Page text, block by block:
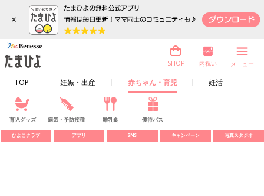
×
TOP 妊娠・出産 赤ちゃん・育児 妊活
SHOP 内祝い メニュー
育児グッズ 病気・予防接種 離乳食 優待パス
ひよこクラブ アプリ SNS キャンペーン 写真スタジオ